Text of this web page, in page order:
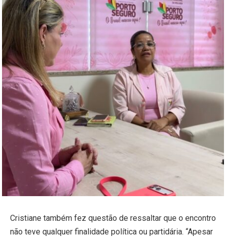
Cristiane também fez questão de ressaltar que o encontro
não teve qualquer finalidade política ou partidária. “Apesar